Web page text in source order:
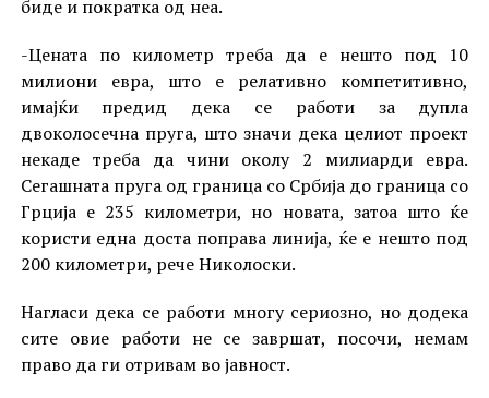
биде и пократка од неа.
-Цената по километр треба да е нешто под 10
милиони евра, што е релативно компетитивно,
имајќи предид дека се работи за дупла
двоколосечна пруга, што значи дека целиот проект
некаде треба да чини околу 2 милиарди евра.
Сегашната пруга од граница со Србија до граница со
Грција е 235 километри, но новата, затоа што ќе
користи една доста поправа линија, ќе е нешто под
200 километри, рече Николоски.
Нагласи дека се работи многу сериозно, но додека
сите овие работи не се завршат, посочи, немам
право да ги отривам во јавност.